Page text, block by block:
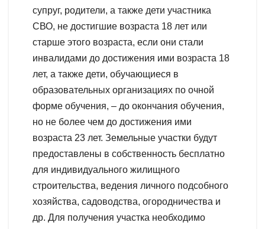
супруг, родители, а также дети участника
СВО, не достигшие возраста 18 лет или
старше этого возраста, если они стали
инвалидами до достижения ими возраста 18
лет, а также дети, обучающиеся в
образовательных организациях по очной
форме обучения, – до окончания обучения,
но не более чем до достижения ими
возраста 23 лет. Земельные участки будут
предоставлены в собственность бесплатно
для индивидуального жилищного
строительства, ведения личного подсобного
хозяйства, садоводства, огородничества и
др. Для получения участка необходимо